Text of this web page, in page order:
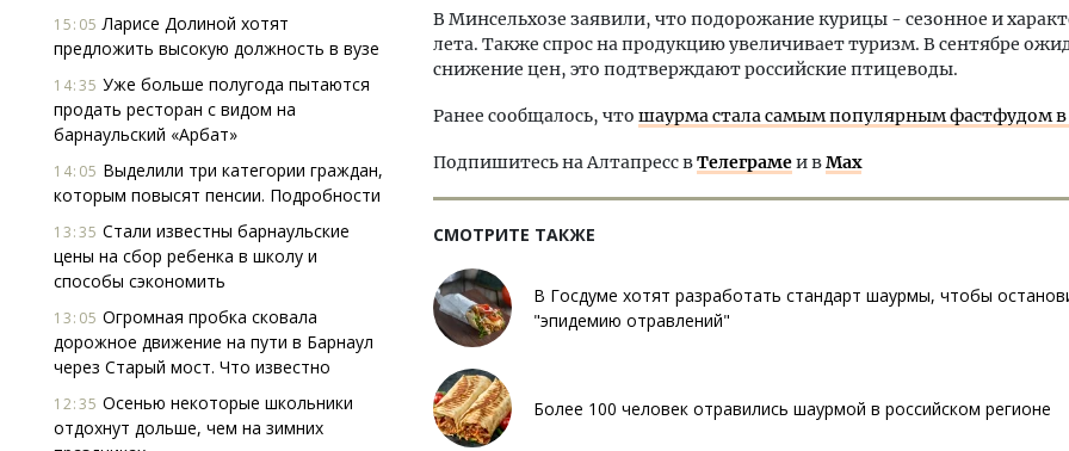
15:05 Ларисе Долиной хотят
предложить высокую должность в вузе
14:35 Уже больше полугода пытаются
продать ресторан с видом на
барнаульский «Арбат»
14:05 Выделили три категории граждан,
которым повысят пенсии. Подробности
13:35 Стали известны барнаульские
цены на сбор ребенка в школу и
способы сэкономить
13:05 Огромная пробка сковала
дорожное движение на пути в Барнаул
через Старый мост. Что известно
12:35 Осенью некоторые школьники
отдохнут дольше, чем на зимних
В Минсельхозе заявили, что подорожание курицы - сезонное и
лета. Также спрос на продукцию увеличивает туризм. В сентябре
снижение цен, это подтверждают российские птицеводы.
Ранее сообщалось, что шаурма стала самым популярным фастфудом в
Подпишитесь на Алтапресс вТелеграмеи вMax
СМОТРИТЕ ТАКЖЕ
В Госдуме хотят разработать стандарт шаурмы, чтобы
"эпидемию отравлений"
Более 100 человек отравились шаурмой в российском регионе